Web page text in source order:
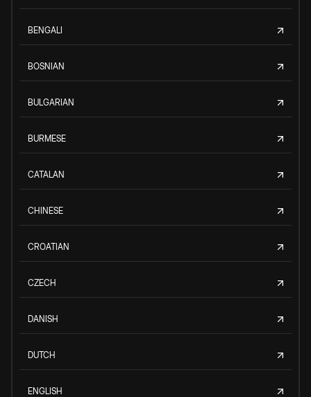
BENGALI
BOSNIAN
BULGARIAN
BURMESE
CATALAN
CHINESE
CROATIAN
CZECH
DANISH
DUTCH
ENGLISH